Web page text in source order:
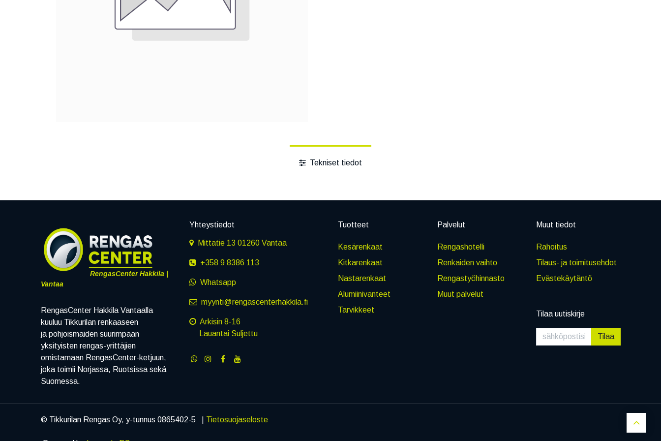
Tekniset tiedot
RengasCenter Hakkila |
Vantaa
RengasCenter Hakkila Vantaalla
kuuluu Tikkurilan renkaaseen
ja pohjoismaiden suurimpaan
yksityisten rengas-yrittäjien
omistamaan RengasCenter-ketjuun,
joka toimii Norjassa, Ruotsissa sekä
Suomessa.
Yhteystiedot
Mittatie 13 01260 Vantaa
+358 9 8386 113
Whatsapp
myynti@rengascenterhakkila.fi
Arkisin 8-16
Lauantai Suljettu
Tuotteet
Kesärenkaat
Kitkarenkaat
Nastarenkaat
Alumiinivanteet
Tarvikkeet
Palvelut
Rengashotelli
Renkaiden vaihto
Rengastyöhinnasto
Muut palvelut
Muut tiedot
Rahoitus
Tilaus- ja toimitusehdot
Evästekäytäntö
Tilaa uutiskirje
Tilaa
© Tikkurilan Rengas Oy, y-tunnus 0865402-5 | Tietosuojaseloste